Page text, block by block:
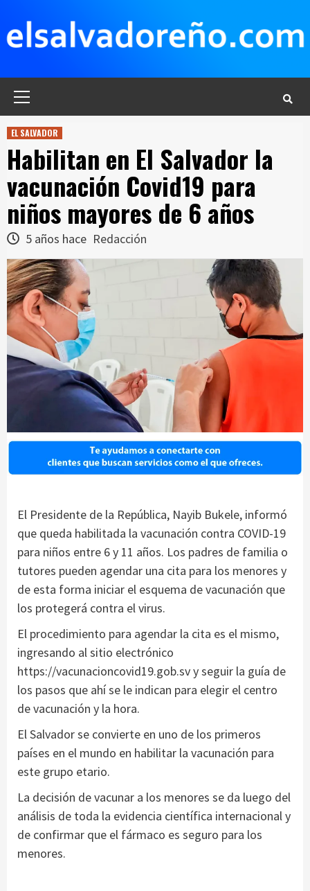
contenido
EL SALVADOR
Habilitan en El Salvador la
vacunación Covid19 para
niños mayores de 6 años
5 años hace Redacción
El Presidente de la República, Nayib Bukele, informó
que queda habilitada la vacunación contra COVID-19
para niños entre 6 y 11 años. Los padres de familia o
tutores pueden agendar una cita para los menores y
de esta forma iniciar el esquema de vacunación que
los protegerá contra el virus.
El procedimiento para agendar la cita es el mismo,
ingresando al sitio electrónico
https://vacunacioncovid19.gob.sv y seguir la guía de
los pasos que ahí se le indican para elegir el centro
de vacunación y la hora.
El Salvador se convierte en uno de los primeros
países en el mundo en habilitar la vacunación para
este grupo etario.
La decisión de vacunar a los menores se da luego del
análisis de toda la evidencia científica internacional y
de confirmar que el fármaco es seguro para los
menores.